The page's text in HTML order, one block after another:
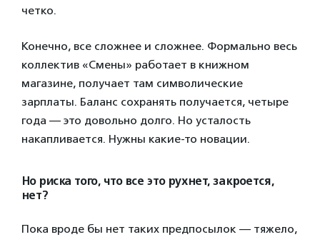
четко.
Конечно, все сложнее и сложнее. Формально весь
коллектив «Смены» работает в книжном
магазине, получает там символические
зарплаты. Баланс сохранять получается, четыре
года — это довольно долго. Но усталость
накапливается. Нужны какие-то новации.
Но риска того, что все это рухнет, закроется,
нет?
Пока вроде бы нет таких предпосылок — тяжело,